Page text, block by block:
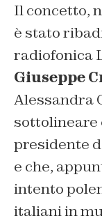
Il concetto,
è stato
radiofonica
Giuseppe
Alessandra
sottolineare
presidente
e che,
intento
italiani in